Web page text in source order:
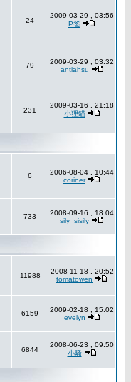
24
2009-03-29 , 03:56
P爸
79
2009-03-29 , 03:32
antiahsu
231
2009-03-16 , 21:18
小狸貓
6
2006-08-04 , 10:44
coriner
733
2008-09-16 , 18:04
sily_sisily
11988
2008-11-18 , 20:52
tomatowen
6159
2009-02-18 , 15:02
evelyn
6844
2008-06-23 , 09:50
小騷